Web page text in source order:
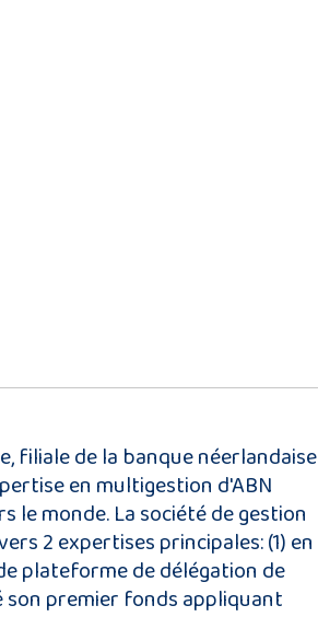
filiale de la banque néerlandaise
en multigestion d'ABN
monde. La société de gestion
2 expertises principales: (1) en
plateforme de délégation de
son premier fonds appliquant